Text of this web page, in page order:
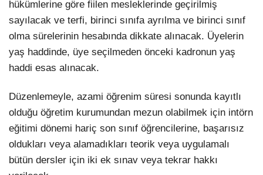
hükümlerine göre fiilen mesleklerinde geçirilmiş
sayılacak ve terfi, birinci sınıfa ayrılma ve birinci sınıf
olma sürelerinin hesabında dikkate alınacak. Üyelerin
yaş haddinde, üye seçilmeden önceki kadronun yaş
haddi esas alınacak.
Düzenlemeyle, azami öğrenim süresi sonunda kayıtlı
olduğu öğretim kurumundan mezun olabilmek için intörn
eğitimi dönemi hariç son sınıf öğrencilerine, başarısız
oldukları veya alamadıkları teorik veya uygulamalı
bütün dersler için iki ek sınav veya tekrar hakkı